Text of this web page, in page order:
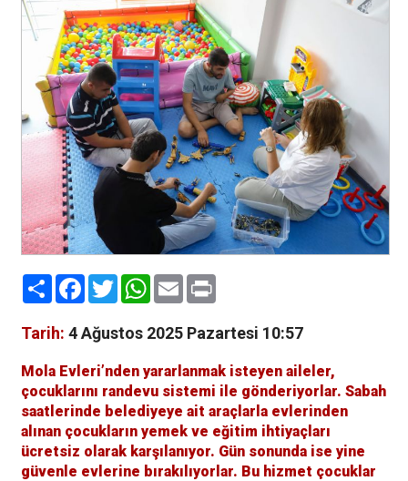
PaylaşFacebook
TwitterWhatsApp
EmailPrint
Tarih: 4 Ağustos 2025 Pazartesi 10:57
Mola Evleri’nden yararlanmak isteyen aileler,
çocuklarını randevu sistemi ile gönderiyorlar. Sabah
saatlerinde belediyeye ait araçlarla evlerinden
alınan çocukların yemek ve eğitim ihtiyaçları
ücretsiz olarak karşılanıyor. Gün sonunda ise yine
güvenle evlerine bırakılıyorlar. Bu hizmet çocuklar